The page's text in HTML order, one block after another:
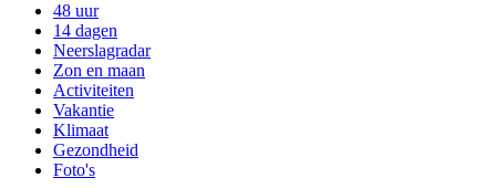
48 uur
14 dagen
Neerslagradar
Zon en maan
Activiteiten
Vakantie
Klimaat
Gezondheid
Foto's